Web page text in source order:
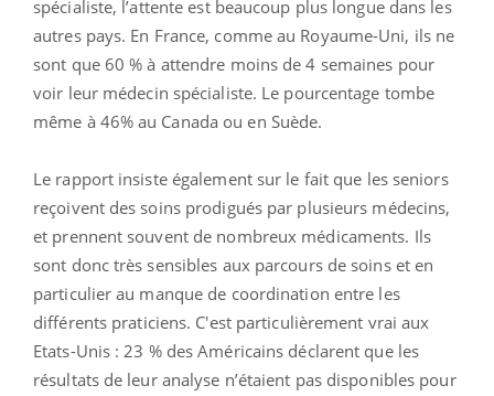
spécialiste, l’attente est beaucoup plus longue dans les
autres pays. En France, comme au Royaume-Uni, ils ne
sont que 60 % à attendre moins de 4 semaines pour
voir leur médecin spécialiste. Le pourcentage tombe
même à 46% au Canada ou en Suède.
Le rapport insiste également sur le fait que les seniors
reçoivent des soins prodigués par plusieurs médecins,
et prennent souvent de nombreux médicaments. Ils
sont donc très sensibles aux parcours de soins et en
particulier au manque de coordination entre les
différents praticiens. C'est particulièrement vrai aux
Etats-Unis : 23 % des Américains déclarent que les
résultats de leur analyse n’étaient pas disponibles pour